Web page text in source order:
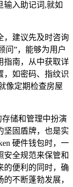
输入助记词,就如
，建议先及时咨询
问”，能够为用户
指南，从中获取详
，如密码、指纹识
像定期检查房屋
储和管理中扮演
坚固盾牌，也是实
硬件钱包时，一
安全规范来保管和
的便利的同时，确
不断蓬勃发展，